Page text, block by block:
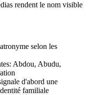
rendent le nom visible
selon les
Abdou, Abudu,
d'abord une
familiale